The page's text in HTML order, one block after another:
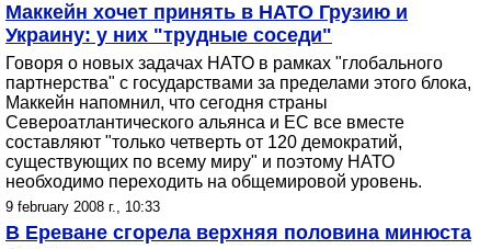
Маккейн хочет принять в НАТО Грузию и
Украину: у них "трудные соседи"
Говоря о новых задачах НАТО в рамках "глобального
партнерства" с государствами за пределами этого блока,
Маккейн напомнил, что сегодня страны
Североатлантического альянса и ЕС все вместе
составляют "только четверть от 120 демократий,
существующих по всему миру" и поэтому НАТО
необходимо переходить на общемировой уровень.
9 february 2008 г., 10:33
В Ереване сгорела верхняя половина минюста